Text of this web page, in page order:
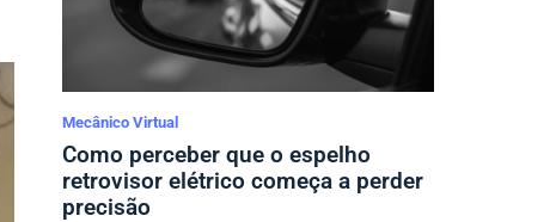
Mecânico Virtual
Como perceber que o espelho
retrovisor elétrico começa a perder
precisão